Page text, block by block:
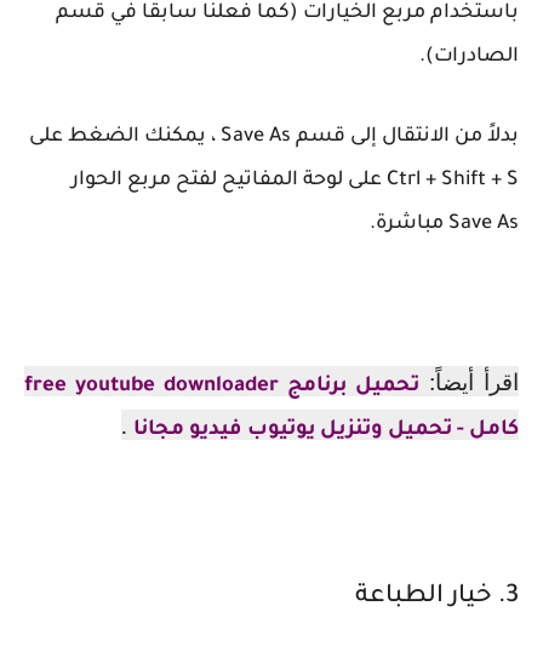
باستخدام مربع الخيارات (كما فعلنا سابقًا في قسم
الصادرات).
بدلاً من الانتقال إلى قسم Save As ، يمكنك الضغط على
Ctrl + Shift + S على لوحة المفاتيح لفتح مربع الحوار
Save As مباشرة.
اقرأ أيضاً:
تحميل برنامج free youtube downloader
كامل - تحميل وتنزيل يوتيوب فيديو مجانا .
3. خيار الطباعة